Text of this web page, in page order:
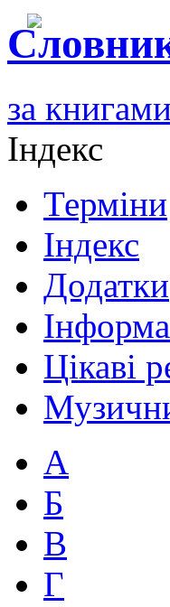
за
Індекс
Терміни
Індекс
Додатки
Цікаві
А
Б
В
Г